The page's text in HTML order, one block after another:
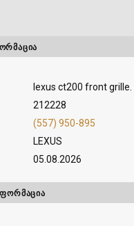
lexus ct200 front
212228
(557) 950-895
LEXUS
05.08.2026